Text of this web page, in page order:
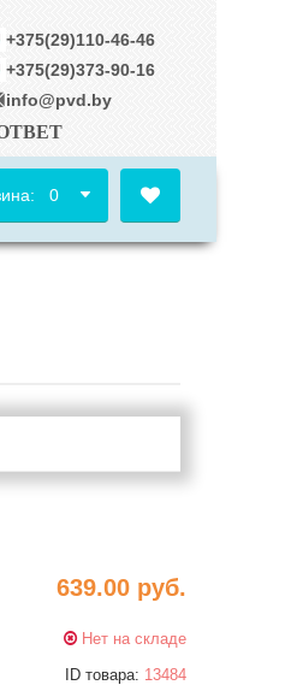
+375(29)110-46-46
+375(29)373-90-16
info@pvd.by
0
639.00 руб.
Нет на складе
ID товара: 13484